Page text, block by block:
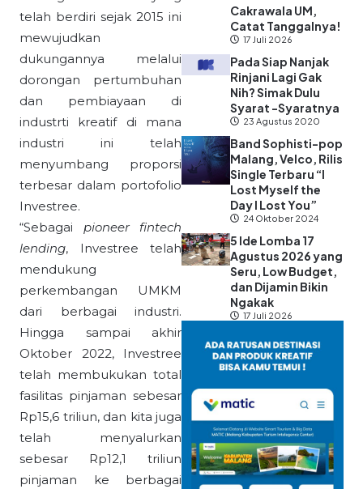
telah berdiri sejak 2015 ini
mewujudkan
dukungannya melalui
dorongan pertumbuhan
dan pembiayaan di
industrti kreatif di mana
industri ini telah
menyumbang proporsi
terbesar dalam portofolio
Investree.
“Sebagai pioneer fintech
lending, Investree telah
mendukung
perkembangan UMKM
dari berbagai industri.
Hingga sampai akhir
Oktober 2022, Investree
telah membukukan total
fasilitas pinjaman sebesar
Rp15,6 triliun, dan kita juga
telah menyalurkan
sebesar Rp12,1 triliun
pinjaman ke berbagai
Cakrawala UM,
Catat Tanggalnya!
17 Juli 2026
Pada Siap Nanjak
Rinjani Lagi Gak
Nih? Simak Dulu
Syarat -Syaratnya
23 Agustus 2020
Band Sophisti-pop
Malang, Velco, Rilis
Single Terbaru “I
Lost Myself the
Day I Lost You”
24 Oktober 2024
5 Ide Lomba 17
Agustus 2026 yang
Seru, Low Budget,
dan Dijamin Bikin
Ngakak
17 Juli 2026